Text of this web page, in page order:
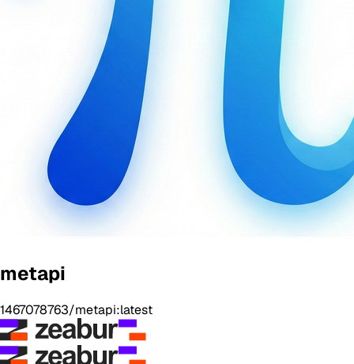
metapi
1467078763/metapi:latest